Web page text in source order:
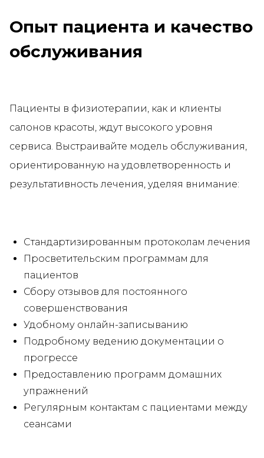
Опыт пациента и качество
обслуживания
Пациенты в физиотерапии, как и клиенты
салонов красоты, ждут высокого уровня
сервиса. Выстраивайте модель обслуживания,
ориентированную на удовлетворенность и
результативность лечения, уделяя внимание:
Стандартизированным протоколам лечения
Просветительским программам для
пациентов
Сбору отзывов для постоянного
совершенствования
Удобному онлайн-записыванию
Подробному ведению документации о
прогрессе
Предоставлению программ домашних
упражнений
Регулярным контактам с пациентами между
сеансами